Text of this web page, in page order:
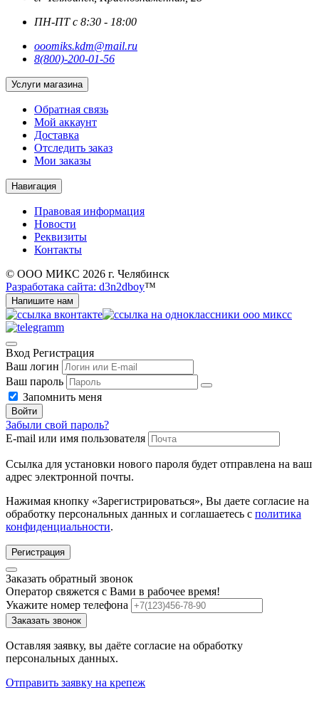
ПН-ПТ с 8:30 - 18:00
ooomiks.kdm@mail.ru
8(800)-200-01-56
Услуги магазина
Обратная связь
Мой аккаунт
Доставка
Отследить заказ
Мои заказы
Навигация
Правовая информация
Новости
Реквизиты
Контакты
© ООО МИКС 2026 г. Челябинск
Разработака сайта: d3n2dboy™
Напишите нам
Вход Регистрация
Ваш логин
Ваш пароль
Запомнить меня
Войти
Забыли свой пароль?
E-mail или имя пользователя
Ссылка для установки нового пароля будет отправлена ​​на ваш
адрес электронной почты.
Нажимая кнопку «Зарегистрироваться», Вы даете согласие на
обработку персональных данных и соглашаетесь с политика
конфиденциальности.
Регистрация
Заказать обратный звонок
Оператор свяжется с Вами в рабочее время!
Укажите номер телефона
Заказать звонок
Оставляя заявку, вы даёте согласие на обработку
персональных данных.
Отправить заявку на крепеж